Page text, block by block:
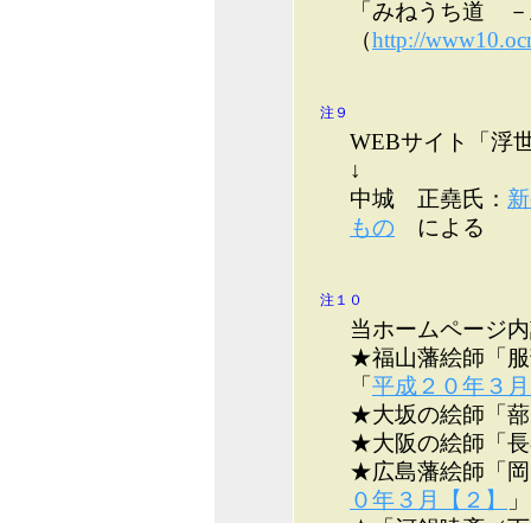
「みねうち道
（http://
注９
WEBサイト「浮
↓
中城 正堯氏：
もの による
注１０
当ホームページ
★福山藩絵師「
「 平成２０年３
★大坂の絵師「
★大阪の絵師「
★広島藩絵師「
０年３月【２】
」